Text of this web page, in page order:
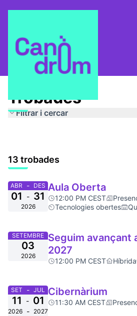
Trobades
Trobades
Filtrar i cercar
13 trobades
ABR - DES
01 - 31
2026
Aula Oberta
12:00 PM CEST
Tecnologies obertes
SETEMBRE
03
2026
Seguim avançant
2027
12:00 PM CEST Híbrida
SET - JUL
11 - 01
2026 - 2027
Cibernàrium
11:30 AM CEST